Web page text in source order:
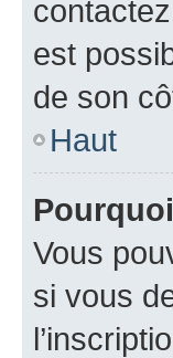
est
de son
Haut
Vous
si vous